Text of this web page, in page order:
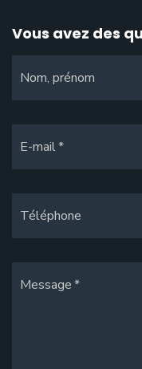
Vous avez des
Nom, prénom
E-mail
Téléphone
Message